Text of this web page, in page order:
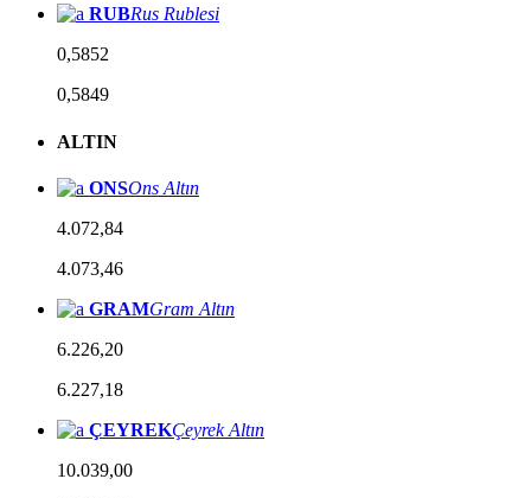
RUBRus Rublesi
0,5852
0,5849
ALTIN
ONSOns Altın
4.072,84
4.073,46
GRAMGram Altın
6.226,20
6.227,18
ÇEYREKÇeyrek Altın
10.039,00